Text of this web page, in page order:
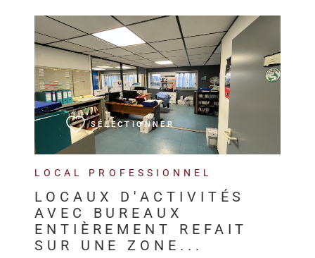
LOCAL PROFESSIONNEL
LOCAUX D'ACTIVITÉS
AVEC BUREAUX
ENTIÈREMENT REFAIT
SUR UNE ZONE...
SÉLECTIONNER
VOIR LE BIEN